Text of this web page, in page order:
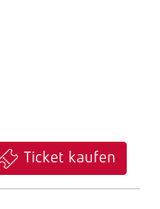
Ticket kaufen